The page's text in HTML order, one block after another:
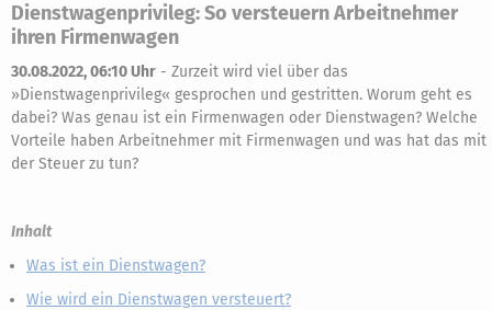
Dienstwagenprivileg: So versteuern Arbeitnehmer
ihren Firmenwagen
30.08.2022, 06:10 Uhr - Zurzeit wird viel über das
»Dienstwagenprivileg« gesprochen und gestritten. Worum geht es
dabei? Was genau ist ein Firmenwagen oder Dienstwagen? Welche
Vorteile haben Arbeitnehmer mit Firmenwagen und was hat das mit
der Steuer zu tun?
Inhalt
Was ist ein Dienstwagen?
Wie wird ein Dienstwagen versteuert?